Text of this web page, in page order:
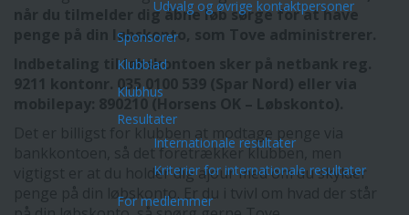
Udvalg og øvrige kontaktpersoner
Sponsorer
Klubblad
Klubhus
Resultater
Internationale resultater
Kriterier for internationale resultater
For medlemmer
når du tilmelder dig åbne løb sørge for at have
penge på din løbskonto, som Tove administrerer.
Indbetaling til løbskontoen sker på netbank reg.
9211 kontonr. 035 0100 539 (Spar Nord) eller via
Det er billigst for klubben at modtage penge via
bankkontoen, så det foretrækker klubben, men
vigtigst er at du holder dig ajour med om du skylder
penge på din løbskonto. Er du i tvivl om hvad der står